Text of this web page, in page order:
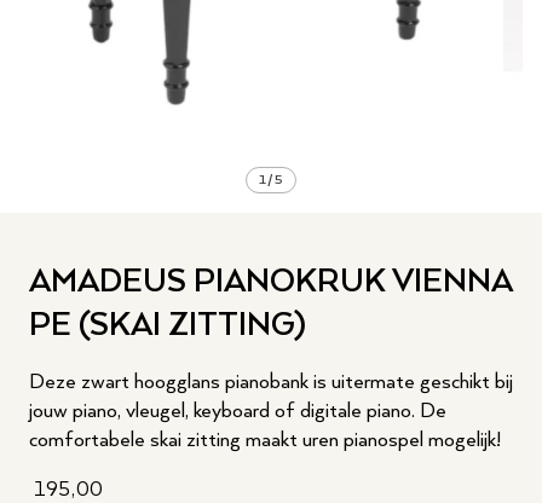
1/5
AMADEUS PIANOKRUK VIENNA
PE (SKAI ZITTING)
Deze zwart hoogglans pianobank is uitermate geschikt bij
jouw piano, vleugel, keyboard of digitale piano. De
comfortabele skai zitting maakt uren pianospel mogelijk!
195,00